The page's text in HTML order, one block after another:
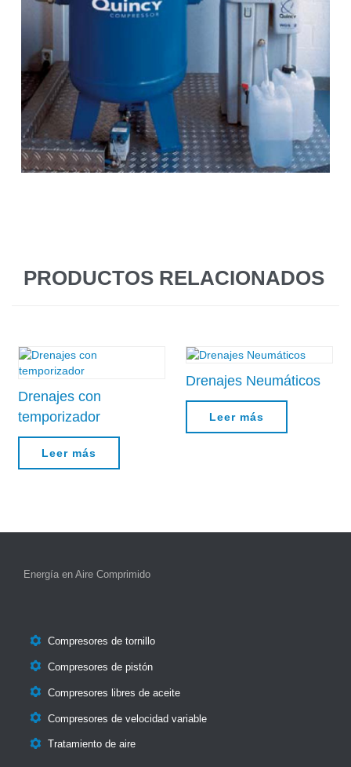
PRODUCTOS RELACIONADOS
Drenajes con
temporizador
Leer más
Drenajes Neumáticos
Leer más
Energía en Aire Comprimido
 Compresores de tornillo
 Compresores de pistón
 Compresores libres de aceite
 Compresores de velocidad variable
 Tratamiento de aire